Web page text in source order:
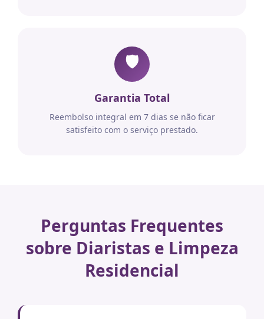
🛡️
Garantia Total
Reembolso integral em 7 dias se não ficar
satisfeito com o serviço prestado.
Perguntas Frequentes
sobre Diaristas e Limpeza
Residencial